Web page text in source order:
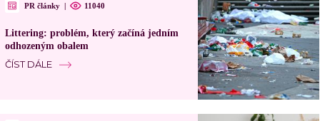
PR články | 11040
Littering: problém, který začíná jedním
odhozeným obalem
ČÍST DÁLE